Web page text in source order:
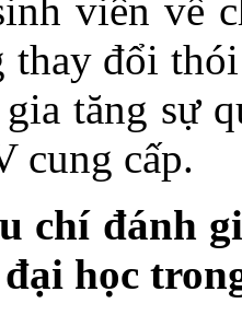
viên về
thay đổi
tăng sự
cung cấp.
chí đánh
học